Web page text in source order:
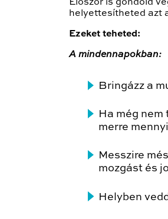
Először is gondold
helyettesítheted azt
Ezeket teheted:
A mindennapokban:
Bringázz a
Ha még
merre
Messzire
mozgást és
Helyben